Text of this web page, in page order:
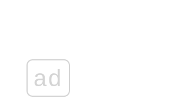
ad